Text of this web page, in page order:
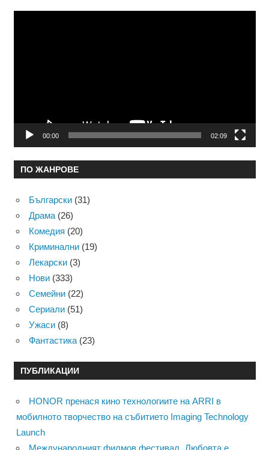
00:00 02:09
ПО ЖАНРОВЕ
Български (31)
Драма (26)
Комедия (20)
Криминални (19)
Лекарски (3)
Нови (333)
Семейни (22)
Сериали (51)
Ужаси (8)
Фантастика (23)
ПУБЛИКАЦИИ
HONOR пренася кино технологиите на ARRI в
мобилното творчество на събитието Imaging Technology
Launch
Международният филмов фестивал „Любовта е